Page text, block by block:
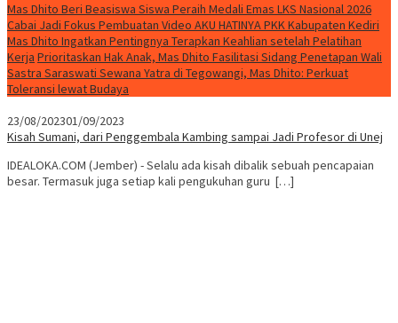
Mas Dhito Beri Beasiswa Siswa Peraih Medali Emas LKS Nasional 2026
Cabai Jadi Fokus Pembuatan Video AKU HATINYA PKK Kabupaten Kediri
Mas Dhito Ingatkan Pentingnya Terapkan Keahlian setelah Pelatihan
Kerja Prioritaskan Hak Anak, Mas Dhito Fasilitasi Sidang Penetapan Wali
Sastra Saraswati Sewana Yatra di Tegowangi, Mas Dhito: Perkuat
Toleransi lewat Budaya
23/08/202301/09/2023
Kisah Sumani, dari Penggembala Kambing sampai Jadi Profesor di Unej
IDEALOKA.COM (Jember) - Selalu ada kisah dibalik sebuah pencapaian
besar. Termasuk juga setiap kali pengukuhan guru […]